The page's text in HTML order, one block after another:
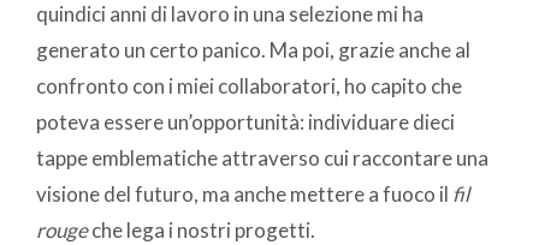
quindici anni di lavoro in una selezione mi ha
generato un certo panico. Ma poi, grazie anche al
confronto con i miei collaboratori, ho capito che
poteva essere un’opportunità: individuare dieci
tappe emblematiche attraverso cui raccontare una
visione del futuro, ma anche mettere a fuoco il fil
rougeche lega i nostri progetti.